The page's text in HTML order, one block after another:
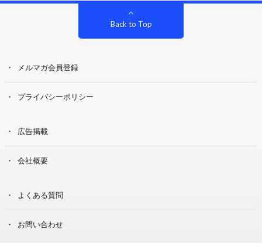
Back to Top
メルマガ会員登録
プライバシーポリシー
広告掲載
会社概要
よくある質問
お問い合わせ